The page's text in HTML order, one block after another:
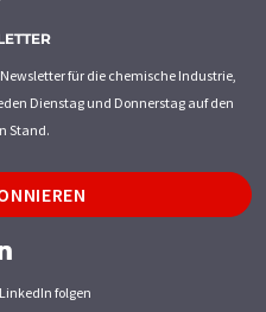
für die chemische Industrie,
Dienstag und Donnerstag auf den
Stand.
folgen